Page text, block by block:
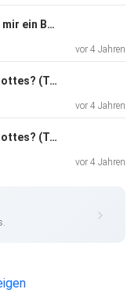
Die Rambo-Folge: Was bringt mir ein Bündnis mit Gott?
vor 4 Jahren
Wie erkenne ich die Stimme Gottes? (Teil 2)
vor 4 Jahren
Wie erkenne ich die Stimme Gottes? (Teil 1)
vor 4 Jahren